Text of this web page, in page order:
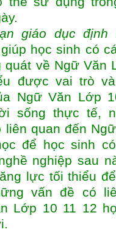
giáo dục định
giúp học sinh có
quát về Ngữ Văn
được vai trò
Ngữ Văn Lớp
sống thực tế,
liên quan đến
để học sinh
nghiệp sau
lực tối thiểu
vấn đề có
Lớp 10 11 12